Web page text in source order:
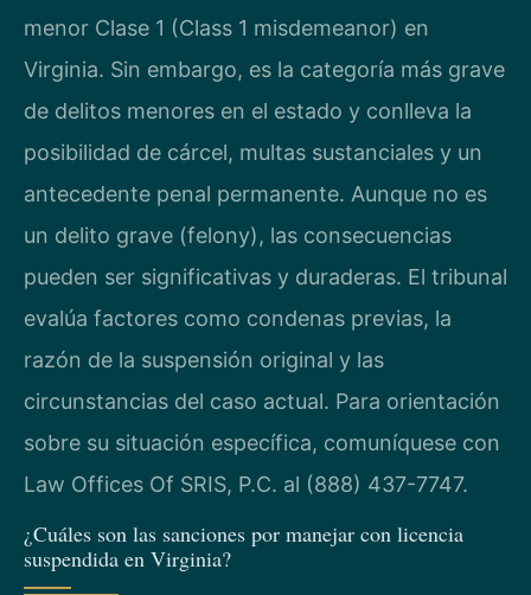
menor Clase 1 (Class 1 misdemeanor) en
Virginia. Sin embargo, es la categoría más grave
de delitos menores en el estado y conlleva la
posibilidad de cárcel, multas sustanciales y un
antecedente penal permanente. Aunque no es
un delito grave (felony), las consecuencias
pueden ser significativas y duraderas. El tribunal
evalúa factores como condenas previas, la
razón de la suspensión original y las
circunstancias del caso actual. Para orientación
sobre su situación específica, comuníquese con
Law Offices Of SRIS, P.C. al (888) 437-7747.
¿Cuáles son las sanciones por manejar con licencia
suspendida en Virginia?